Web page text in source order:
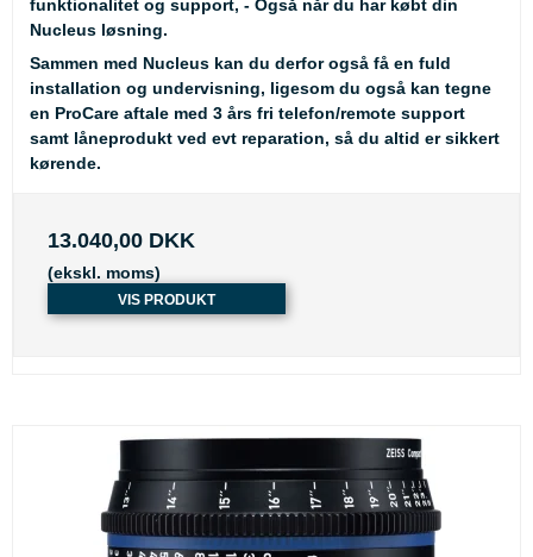
funktionalitet og support, - Også når du har købt din
Nucleus løsning.
Sammen med Nucleus kan du derfor også få en fuld
installation og undervisning, ligesom du også kan tegne
en ProCare aftale med 3 års fri telefon/remote support
samt låneprodukt ved evt reparation, så du altid er sikkert
kørende.
13.040,00 DKK
(ekskl. moms)
VIS PRODUKT